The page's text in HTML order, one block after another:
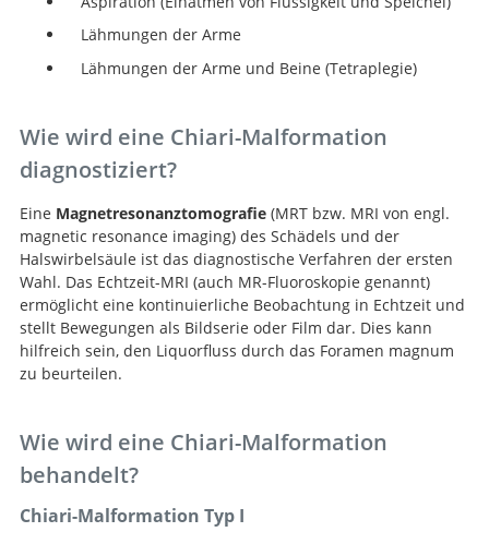
Lähmungen der Arme
Lähmungen der Arme und Beine (Tetraplegie)
Wie wird eine Chiari-Malformation
diagnostiziert?
Eine Magnetresonanztomografie(MRT bzw. MRI von engl.
magnetic resonance imaging) des Schädels und der
Halswirbelsäule ist das diagnostische Verfahren der ersten
Wahl. Das Echtzeit-MRI (auch MR-Fluoroskopie genannt)
ermöglicht eine kontinuierliche Beobachtung in Echtzeit und
stellt Bewegungen als Bildserie oder Film dar. Dies kann
hilfreich sein, den Liquorfluss durch das Foramen magnum
zu beurteilen.
Wie wird eine Chiari-Malformation
behandelt?
Chiari-Malformation Typ I